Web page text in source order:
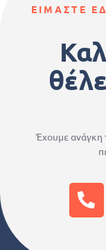
ΕΙΜΑΣΤΕ
Έχουμε ανάγκη